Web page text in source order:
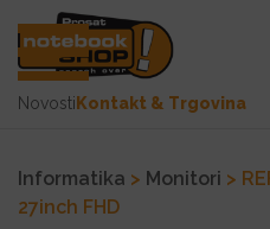
Novosti Kontakt & Trgovina
Informatika > Monitori >
27inch FHD